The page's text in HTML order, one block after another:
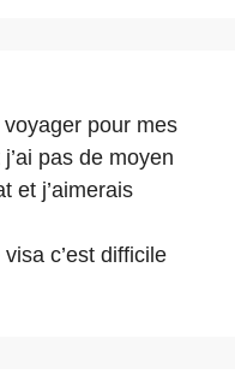
pour mes
pas de moyen
et j’aimerais
c’est difficile